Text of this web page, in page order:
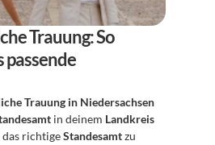
Trauung: So
passende
Trauung in Niedersachsen
in deinem Landkreis
richtige Standesamt zu